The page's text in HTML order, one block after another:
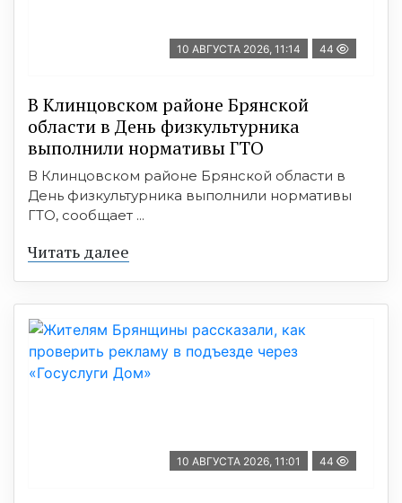
10 АВГУСТА 2026, 11:14 44
В Клинцовском районе Брянской
области в День физкультурника
выполнили нормативы ГТО
В Клинцовском районе Брянской области в
День физкультурника выполнили нормативы
ГТО, сообщает ...
Читать далее
10 АВГУСТА 2026, 11:01 44